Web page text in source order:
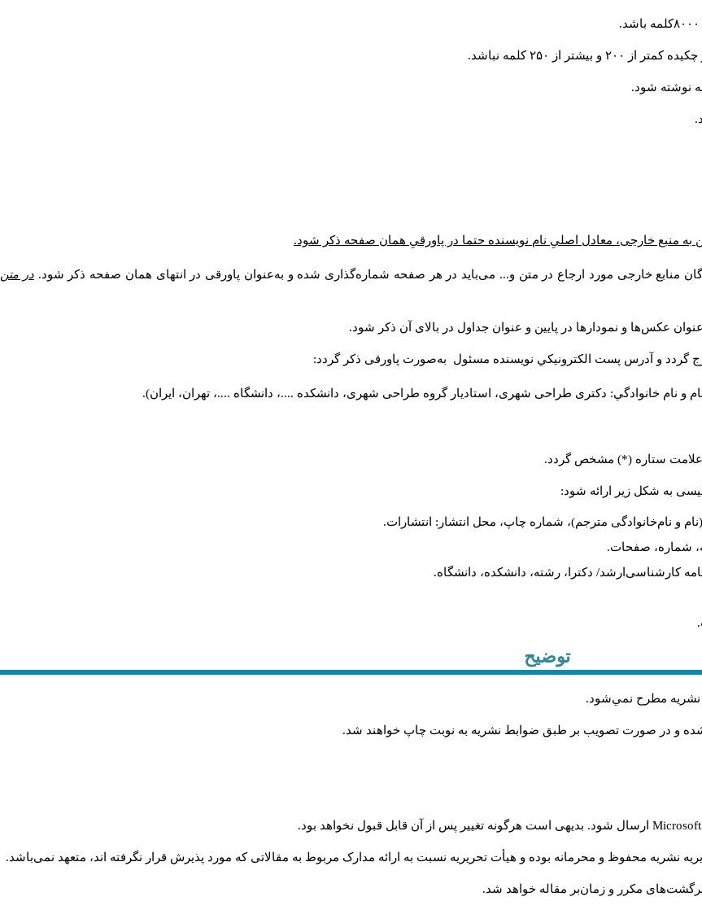
۲۵۰ کلمه نباشد.
به منبع خارجی، معادل اصلیِ نام نویسنده حتما در پاورقیِ همان صفحه ذکر شود.
منابع خارجی مورد ارجاع در متن و... می‌باید در هر صفحه شماره‌گذاری شده و به‌عنوان پاورقی در انتهای همان صفحه ذکر شود. در متن
عکس‌ها و نمودارها در پایین و عنوان جداول در بالای آن ذکر شود.
گردد و آدرس پست الكترونيكي نويسنده مسئول به‌صورت پاورقی ذکر گردد:
و نام خانوادگي: دکتری طراحی شهری، استادیار گروه طراحی شهری، دانشکده ....، دانشگاه ....، تهران، ایران).
علامت ستاره (*) مشخص گردد.
به شکل زیر ارائه شود:
و نام‌خانوادگی مترجم)، شماره چاپ، محل انتشار: انتشارات.
شماره، صفحات.
کارشناسی‌ارشد/ دکترا، رشته، دانشکده، دانشگاه.
توضیح
نشريه مطرح نمي‌شود.
و در صورت تصويب بر طبق ضوابط نشريه به نوبت چاپ خواهند شد.
ارسال شود. بدیهی است هرگونه تغییر پس از آن قابل قبول نخواهد بود.
نشریه محفوظ و محرمانه بوده و هیأت تحریریه نسبت به ارائه مدارک مربوط به مقالاتی که مورد پذیرش قرار نگرفته اند، متعهد نمی‌باشد.
مکرر و زمان‌بر مقاله خواهد شد.